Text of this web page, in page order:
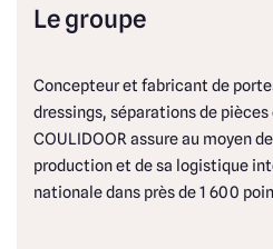
Le groupe
Concepteur et fabricant de
dressings, séparations de
COULIDOOR assure au moyen
production et de sa logistique
nationale dans près de 1 600